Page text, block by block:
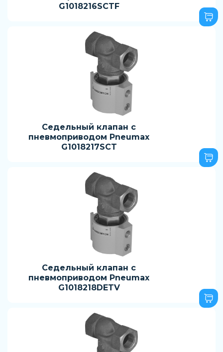
G1018216SCTF
Седельный клапан с
пневмоприводом Pneumax
G1018217SCT
Седельный клапан с
пневмоприводом Pneumax
G1018218DETV